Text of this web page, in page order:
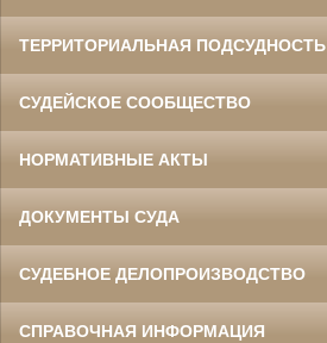
ТЕРРИТОРИАЛЬНАЯ ПОДСУДНОСТЬ
СУДЕЙСКОЕ СООБЩЕСТВО
НОРМАТИВНЫЕ АКТЫ
ДОКУМЕНТЫ СУДА
СУДЕБНОЕ ДЕЛОПРОИЗВОДСТВО
СПРАВОЧНАЯ ИНФОРМАЦИЯ